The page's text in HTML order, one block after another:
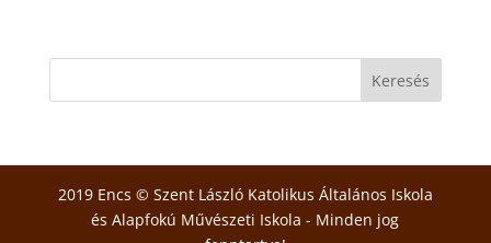
2019 Encs © Szent László Katolikus Általános Iskola
és Alapfokú Művészeti Iskola - Minden jog